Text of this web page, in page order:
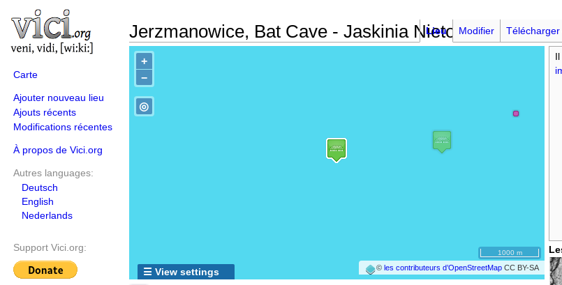
Carte
Ajouter nouveau lieu
Ajouts récents
Modifications récentes
À propos de Vici.org
Autres languages:
Deutsch
English
Nederlands
Support Vici.org:
Jerzmanowice, Bat Cave - Jaskinia Nietoperzowa
Lieu Modifier
+
−
©les contributeurs d’OpenStreetMap CC BY-SA
◎
1000 m
☰ View settings